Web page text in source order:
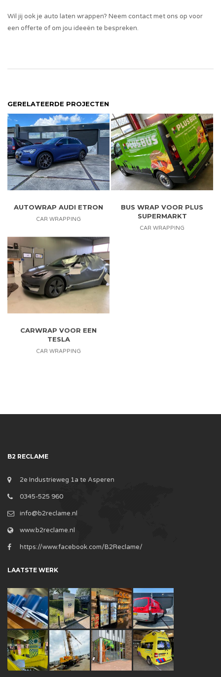
Wil jij ook je auto laten wrappen? Neem contact met ons op voor
een offerte of om jou ideeën te bespreken.
GERELATEERDE PROJECTEN
AUTOWRAP AUDI ETRON
CAR WRAPPING
BUS WRAP VOOR PLUS
SUPERMARKT
CAR WRAPPING
CARWRAP VOOR EEN
TESLA
CAR WRAPPING
B2 RECLAME
2e Industrieweg 1a te Asperen
0345-525 960
info@b2reclame.nl
www.b2reclame.nl
https://www.facebook.com/B2Reclame/
LAATSTE WERK